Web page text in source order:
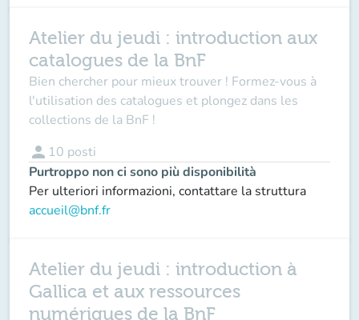
Atelier du jeudi : introduction aux
catalogues de la BnF
Bien chercher pour mieux trouver ! Formez-vous à
l'utilisation des catalogues et plongez dans les
collections de la BnF !
person 10 posti
Purtroppo non ci sono più disponibilità
Per ulteriori informazioni, contattare la struttura
accueil@bnf.fr
Atelier du jeudi : introduction à
Gallica et aux ressources
numériques de la BnF